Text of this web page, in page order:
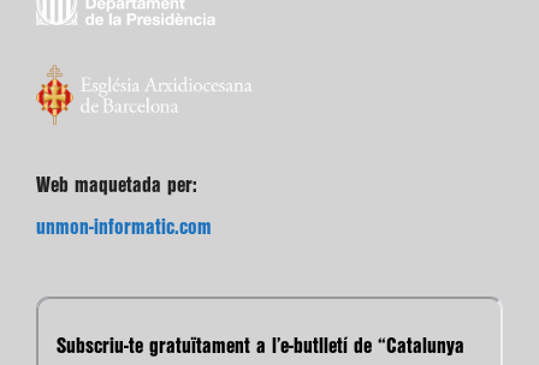
Web maquetada per:
unmon-informatic.com
Subscriu-te gratuïtament a l’e-butlletí de “Catalunya